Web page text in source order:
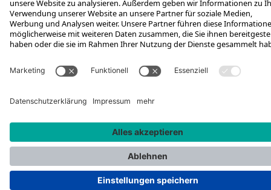
*Unverbindliche Preisempfehlung inkl. MwSt. zzgl. Versandkosten
Rotax Bike Technology AG © 2025